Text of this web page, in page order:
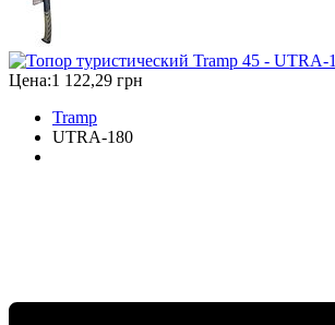
Цена:1 122,29 грн
Tramp
UTRA-180